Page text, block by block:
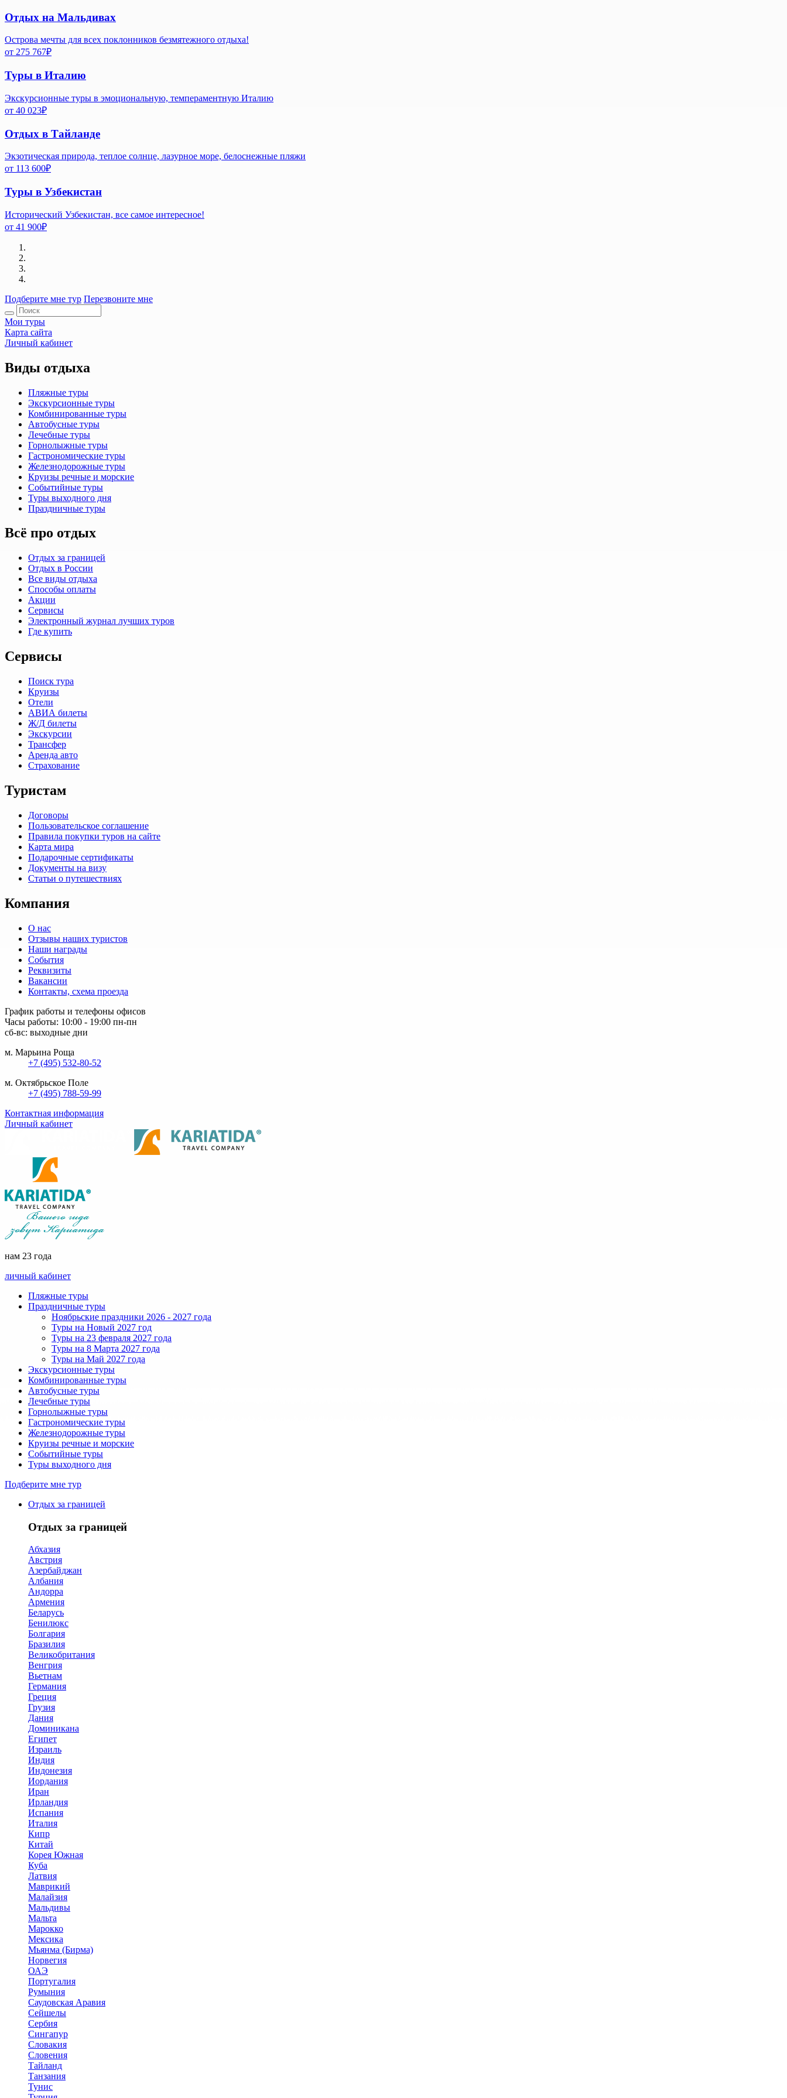
Отдых на Мальдивах
Острова мечты для всех поклонников безмятежного отдыха!
от 275 767₽
Туры в Италию
Экскурсионные туры в эмоциональную, темпераментную Италию
от 40 023₽
Отдых в Тайланде
Экзотическая природа, теплое солнце, лазурное море, белоснежные пляжи
от 113 600₽
Туры в Узбекистан
Исторический Узбекистан, все самое интересное!
от 41 900₽
Подберите мне тур Перезвоните мне
Мои туры
Карта сайта
Личный кабинет
Виды отдыха
Пляжные туры
Экскурсионные туры
Комбинированные туры
Автобусные туры
Лечебные туры
Горнолыжные туры
Гастрономические туры
Железнодорожные туры
Круизы речные и морские
Событийные туры
Туры выходного дня
Праздничные туры
Всё про отдых
Отдых за границей
Отдых в России
Все виды отдыха
Способы оплаты
Акции
Сервисы
Электронный журнал лучших туров
Где купить
Сервисы
Поиск тура
Круизы
Отели
АВИА билеты
Ж/Д билеты
Экскурсии
Трансфер
Аренда авто
Страхование
Туристам
Договоры
Пользовательское соглашение
Правила покупки туров на сайте
Карта мира
Подарочные сертификаты
Документы на визу
Статьи о путешествиях
Компания
О нас
Отзывы наших туристов
Наши награды
События
Реквизиты
Вакансии
Контакты, схема проезда
График работы и телефоны офисов
Часы работы: 10:00 - 19:00 пн-пн
сб-вс: выходные дни
м. Марьина Роща
+7 (495) 532-80-52
м. Октябрьское Поле
+7 (495) 788-59-99
Контактная информация
Личный кабинет
нам 23 года
личный кабинет
Пляжные туры
Праздничные туры
Ноябрьские праздники 2026 - 2027 года
Туры на Новый 2027 год
Туры на 23 февраля 2027 года
Туры на 8 Марта 2027 года
Туры на Май 2027 года
Экскурсионные туры
Комбинированные туры
Автобусные туры
Лечебные туры
Горнолыжные туры
Гастрономические туры
Железнодорожные туры
Круизы речные и морские
Событийные туры
Туры выходного дня
Подберите мне тур
Отдых за границей
Отдых за границей
Абхазия
Австрия
Азербайджан
Албания
Андорра
Армения
Беларусь
Бенилюкс
Болгария
Бразилия
Великобритания
Венгрия
Вьетнам
Германия
Греция
Грузия
Дания
Доминикана
Египет
Израиль
Индия
Индонезия
Иордания
Иран
Ирландия
Испания
Италия
Кипр
Китай
Корея Южная
Куба
Латвия
Маврикий
Малайзия
Мальдивы
Мальта
Марокко
Мексика
Мьянма (Бирма)
Норвегия
ОАЭ
Португалия
Румыния
Саудовская Аравия
Сейшелы
Сербия
Сингапур
Словакия
Словения
Тайланд
Танзания
Тунис